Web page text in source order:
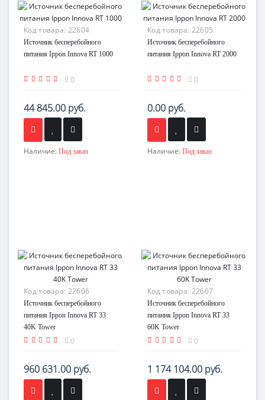
Код товара: 22604
Источник бесперебойного
питания Ippon Innova RT 1000
0
44 845.00 руб.
Наличие: Под заказ
Код товара: 22605
Источник бесперебойного
питания Ippon Innova RT 2000
0
0.00 руб.
Наличие: Под заказ
Код товара: 22606
Источник бесперебойного
питания Ippon Innova RT 33
40K Tower
0
960 631.00 руб.
Код товара: 22607
Источник бесперебойного
питания Ippon Innova RT 33
60K Tower
0
1 174 104.00 руб.